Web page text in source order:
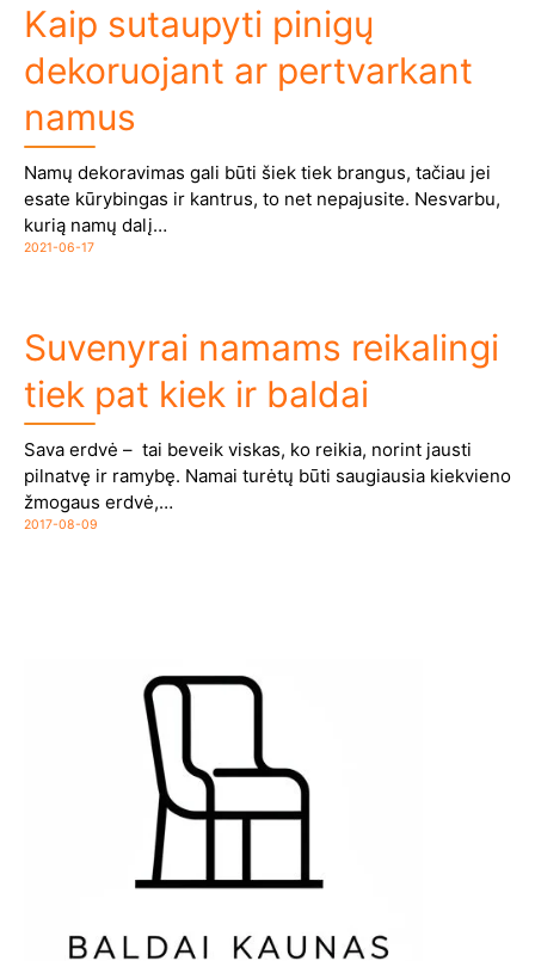
Kaip sutaupyti pinigų
dekoruojant ar pertvarkant
namus
Namų dekoravimas gali būti šiek tiek brangus, tačiau jei
esate kūrybingas ir kantrus, to net nepajusite. Nesvarbu,
kurią namų dalį…
2021-06-17
Suvenyrai namams reikalingi
tiek pat kiek ir baldai
Sava erdvė – tai beveik viskas, ko reikia, norint jausti
pilnatvę ir ramybę. Namai turėtų būti saugiausia kiekvieno
žmogaus erdvė,…
2017-08-09